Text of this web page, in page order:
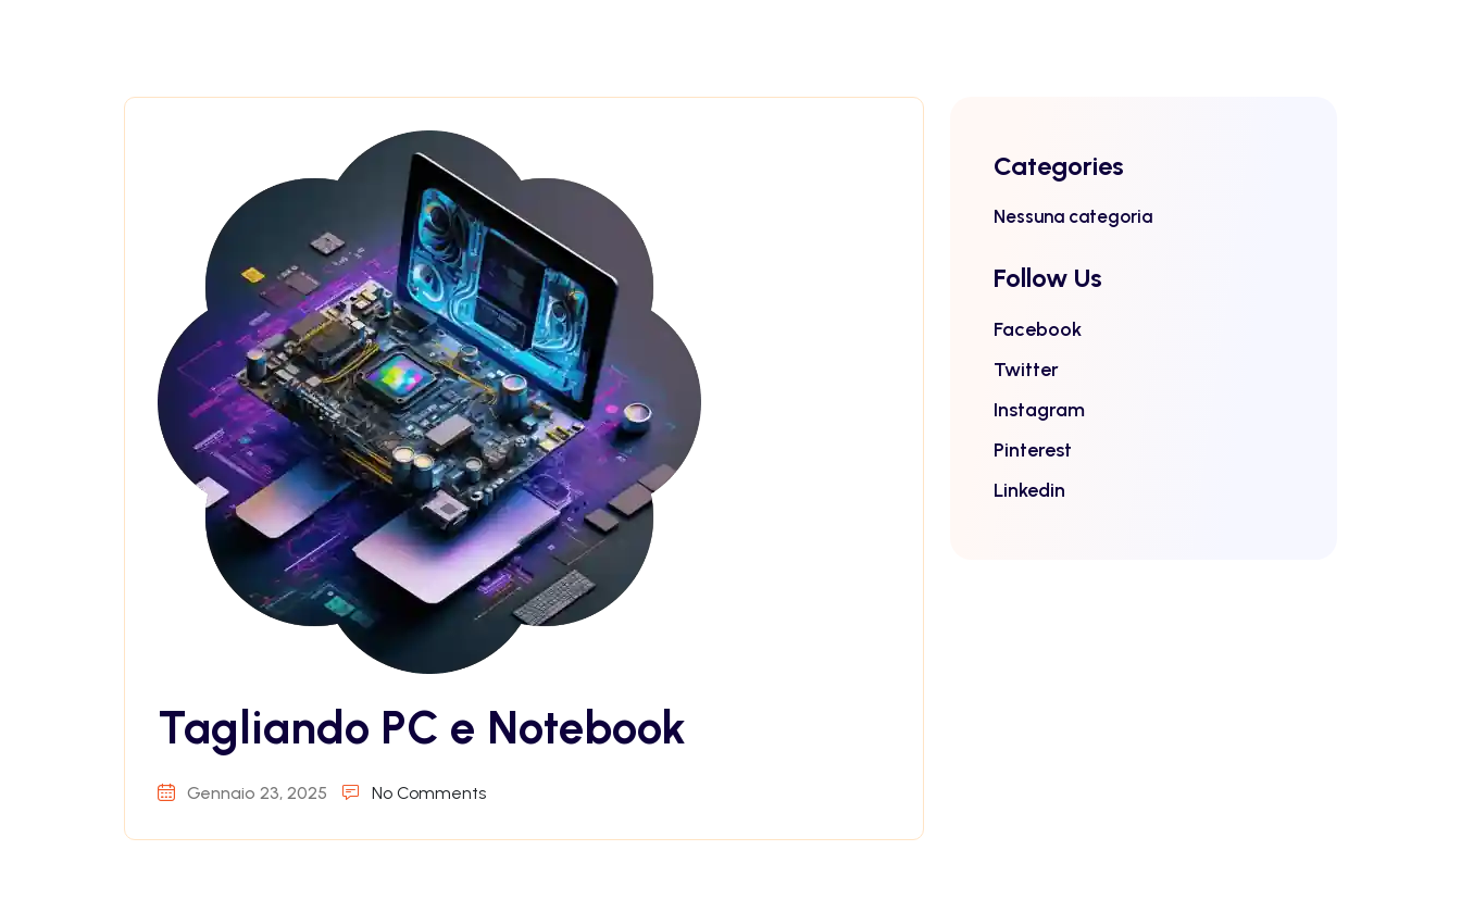
Tagliando PC e Notebook
Gennaio 23, 2025 No Comments
Categories
Nessuna categoria
Follow Us
Facebook
Twitter
Instagram
Pinterest
Linkedin